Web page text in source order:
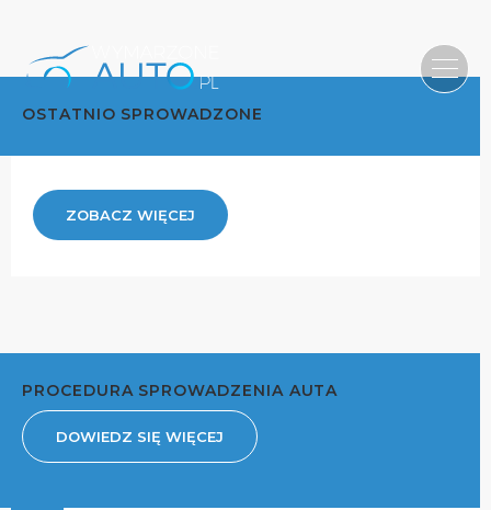
OSTATNIO SPROWADZONE
ZOBACZ WIĘCEJ
PROCEDURA SPROWADZENIA AUTA
DOWIEDZ SIĘ WIĘCEJ